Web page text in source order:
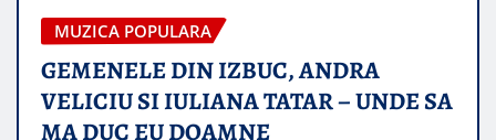
MUZICA POPULARA
GEMENELE DIN IZBUC, ANDRA
VELICIU SI IULIANA TATAR – UNDE SA
MA DUC EU DOAMNE